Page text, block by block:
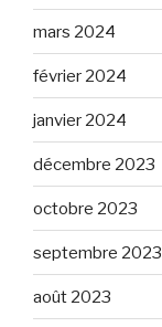
mars 2024
février 2024
janvier 2024
décembre 2023
octobre 2023
septembre 2023
août 2023